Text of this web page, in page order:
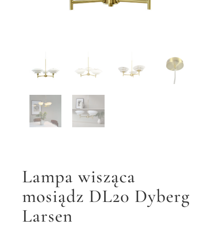
Lampa wisząca
mosiądz DL20 Dyberg
Larsen